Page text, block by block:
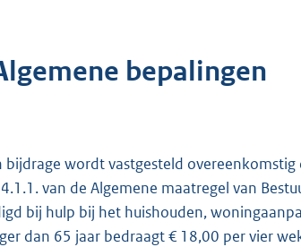
bepalingen
bijdrage wordt vastgesteld
van de Algemene maatregel van
bij hulp bij het huishouden,
dan 65 jaar bedraagt € 18,00 per vier